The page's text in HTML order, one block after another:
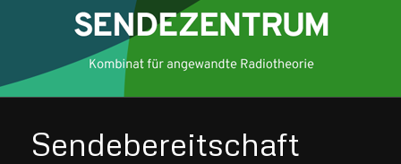
Sendebereitschaft